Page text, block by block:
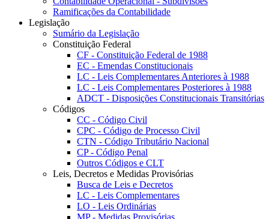
Ramificações da Contabilidade
Legislação
Sumário da Legislação
Constituição Federal
CF - Constituição Federal de 1988
EC - Emendas Constitucionais
LC - Leis Complementares Anteriores à 1988
LC - Leis Complementares Posteriores à 1988
ADCT - Disposições Constitucionais Transitórias
Códigos
CC - Código Civil
CPC - Código de Processo Civil
CTN - Código Tributário Nacional
CP - Código Penal
Outros Códigos e CLT
Leis, Decretos e Medidas Provisórias
Busca de Leis e Decretos
LC - Leis Complementares
LO - Leis Ordinárias
MP - Medidas Provisórias